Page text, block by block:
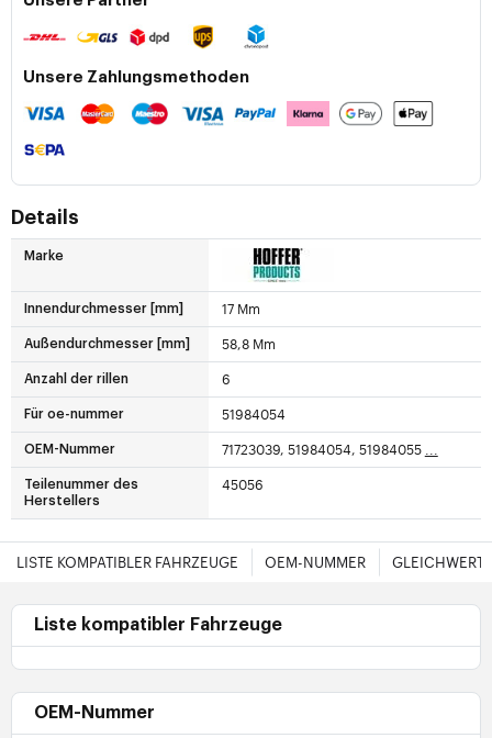
Unsere Zahlungsmethoden
Details
Marke
Innendurchmesser [mm] 17 Mm
Außendurchmesser [mm] 58,8 Mm
Anzahl der rillen 6
Für oe-nummer 51984054
OEM-Nummer 71723039, 51984054, 51984055 ...
Teilenummer des
Herstellers
45056
LISTE KOMPATIBLER FAHRZEUGE OEM-NUMMER
Liste kompatibler Fahrzeuge
OEM-Nummer